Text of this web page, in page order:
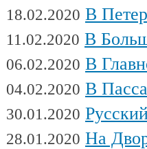
18.02.2020 В
11.02.2020 В
06.02.2020 В Главном
04.02.2020 В
30.01.2020 Русский
28.01.2020 На Дворцовой площади